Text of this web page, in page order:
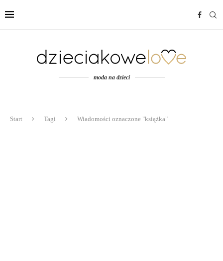
moda na dzieci
Start Tagi Wiadomości oznaczone "książka"